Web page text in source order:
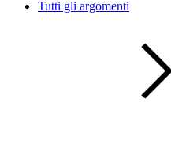
Tutti gli argomenti